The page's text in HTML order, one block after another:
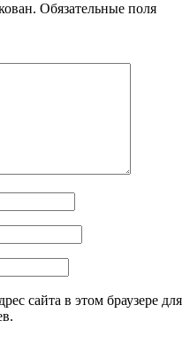
Обязательные поля
сайта в этом браузере для